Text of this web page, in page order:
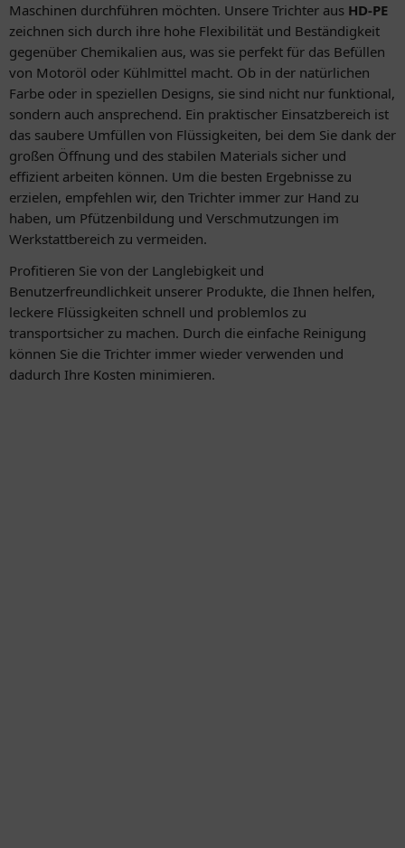
Maschinen durchführen möchten. Unsere Trichter aus HD-PE
zeichnen sich durch ihre hohe Flexibilität und Beständigkeit
gegenüber Chemikalien aus, was sie perfekt für das Befüllen
von Motoröl oder Kühlmittel macht. Ob in der natürlichen
Farbe oder in speziellen Designs, sie sind nicht nur funktional,
sondern auch ansprechend. Ein praktischer Einsatzbereich ist
das saubere Umfüllen von Flüssigkeiten, bei dem Sie dank der
großen Öffnung und des stabilen Materials sicher und
effizient arbeiten können. Um die besten Ergebnisse zu
erzielen, empfehlen wir, den Trichter immer zur Hand zu
haben, um Pfützenbildung und Verschmutzungen im
Werkstattbereich zu vermeiden.
Profitieren Sie von der Langlebigkeit und
Benutzerfreundlichkeit unserer Produkte, die Ihnen helfen,
leckere Flüssigkeiten schnell und problemlos zu
transportsicher zu machen. Durch die einfache Reinigung
können Sie die Trichter immer wieder verwenden und
dadurch Ihre Kosten minimieren.